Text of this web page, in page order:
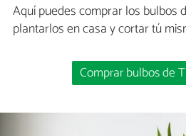
Aquí puedes comprar los bulbos
plantarlos en casa y cortar tú
Comprar bulbos de